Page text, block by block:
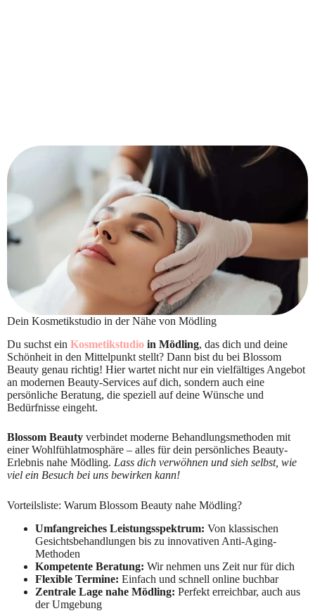
Dein Kosmetikstudio in der Nähe von Mödling
Du suchst ein Kosmetikstudio in Mödling, das dich und deine
Schönheit in den Mittelpunkt stellt? Dann bist du bei Blossom
Beauty genau richtig! Hier wartet nicht nur ein vielfältiges Angebot
an modernen Beauty-Services auf dich, sondern auch eine
persönliche Beratung, die speziell auf deine Wünsche und
Bedürfnisse eingeht.
Blossom Beauty verbindet moderne Behandlungsmethoden mit
einer Wohlfühlatmosphäre – alles für dein persönliches Beauty-
Erlebnis nahe Mödling. Lass dich verwöhnen und sieh selbst, wie
viel ein Besuch bei uns bewirken kann!
Vorteilsliste: Warum Blossom Beauty nahe Mödling?
Umfangreiches Leistungsspektrum: Von klassischen
Gesichtsbehandlungen bis zu innovativen Anti-Aging-
Methoden
Kompetente Beratung: Wir nehmen uns Zeit nur für dich
Flexible Termine: Einfach und schnell online buchbar
Zentrale Lage nahe Mödling: Perfekt erreichbar, auch aus
der Umgebung